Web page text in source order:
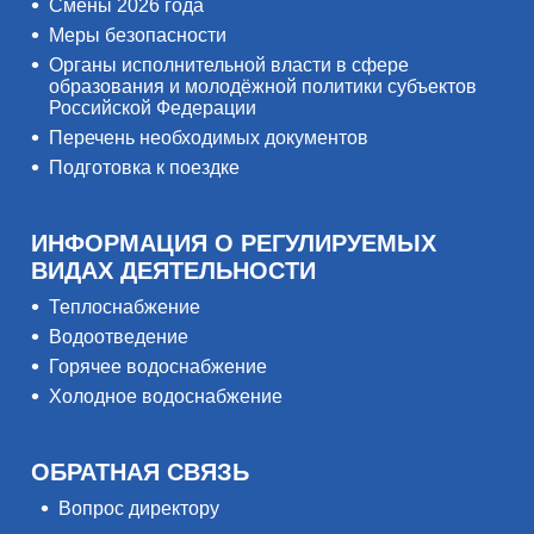
Смены 2026 года
Меры безопасности
Органы исполнительной власти в сфере
образования и молодёжной политики субъектов
Российской Федерации
Перечень необходимых документов
Подготовка к поездке
ИНФОРМАЦИЯ О РЕГУЛИРУЕМЫХ
ВИДАХ ДЕЯТЕЛЬНОСТИ
Теплоснабжение
Водоотведение
Горячее водоснабжение
Холодное водоснабжение
ОБРАТНАЯ СВЯЗЬ
Вопрос директору